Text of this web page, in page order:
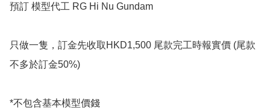
預訂 模型代工 RG Hi Nu Gundam
只做一隻，訂金先收取HKD1,500 尾款完工時報實價 (尾款
不多於訂金50%)
*不包含基本模型價錢